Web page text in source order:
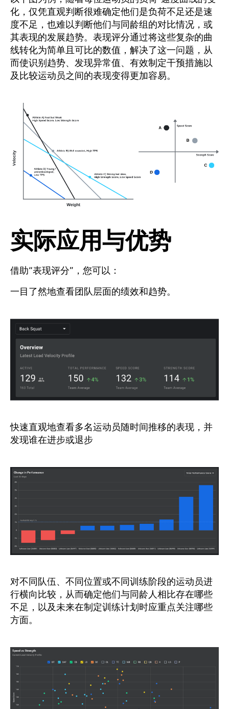
化，仅凭直观判断很难确定他们是负荷不足还是速
度不足，也难以判断他们与同龄组的对比情况，或
其表现的发展趋势。表现评分通过将这些复杂的曲
线转化为简单且可比的数值，解决了这一问题，从
而使识别趋势、发现异常值、有效制定干预措施以
及比较运动员之间的表现变得更加容易。
实际应用与优势
借助“表现评分”，您可以：
一目了然地查看团队层面的绩效和趋势。
快速直观地查看多名运动员随时间推移的表现，并
发现谁在进步或退步
对不同队伍、不同位置或不同训练阶段的运动员进
行横向比较，从而确定他们与同龄人相比存在哪些
不足，以及未来在制定训练计划时应重点关注哪些
方面。